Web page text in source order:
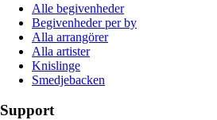
Alle begivenheder
Begivenheder per by
Alla arrangörer
Alla artister
Knislinge
Smedjebacken
Support